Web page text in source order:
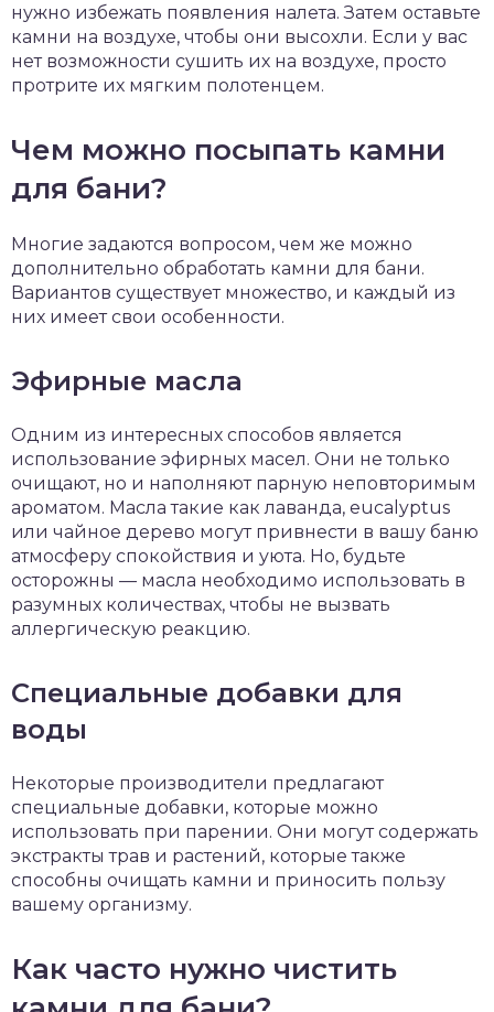
нужно избежать появления налета. Затем оставьте
камни на воздухе, чтобы они высохли. Если у вас
нет возможности сушить их на воздухе, просто
протрите их мягким полотенцем.
Чем можно посыпать камни
для бани?
Многие задаются вопросом, чем же можно
дополнительно обработать камни для бани.
Вариантов существует множество, и каждый из
них имеет свои особенности.
Эфирные масла
Одним из интересных способов является
использование эфирных масел. Они не только
очищают, но и наполняют парную неповторимым
ароматом. Масла такие как лаванда, eucalyptus
или чайное дерево могут привнести в вашу баню
атмосферу спокойствия и уюта. Но, будьте
осторожны — масла необходимо использовать в
разумных количествах, чтобы не вызвать
аллергическую реакцию.
Специальные добавки для
воды
Некоторые производители предлагают
специальные добавки, которые можно
использовать при парении. Они могут содержать
экстракты трав и растений, которые также
способны очищать камни и приносить пользу
вашему организму.
Как часто нужно чистить